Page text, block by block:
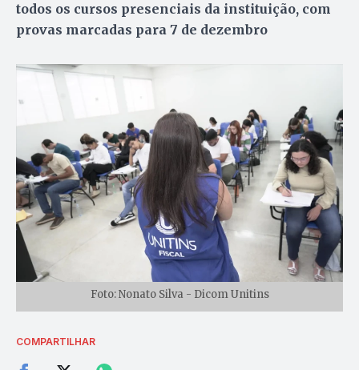
todos os cursos presenciais da instituição, com
provas marcadas para 7 de dezembro
Foto: Nonato Silva - Dicom Unitins
COMPARTILHAR